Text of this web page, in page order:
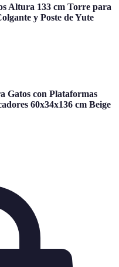
Altura 133 cm Torre para
y Poste de Yute
Gatos con Plataformas
60x34x136 cm Beige